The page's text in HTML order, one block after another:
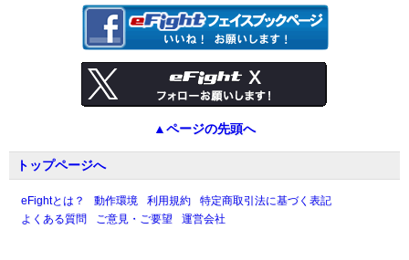
▲ページの先頭へ
トップページへ
eFightとは？ 動作環境 利用規約
特定商取引法に基づく表記
よくある質問
ご意見・ご要望 運営会社